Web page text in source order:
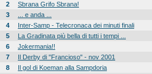
2
Sbrana Grifo Sbrana!
3
... e anda ...
4
Inter-Samp - Telecronaca dei minuti finali
5
La Gradinata più bella di tutti i tempi ...
6
Jokermania!!
7
Il Derby di "Francioso" - nov 2001
8
Il gol di Koeman alla Sampdoria